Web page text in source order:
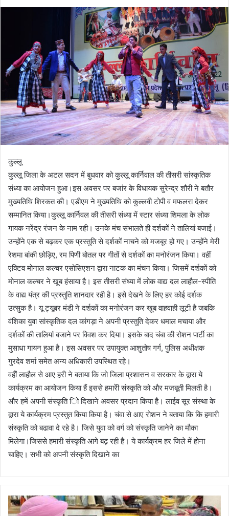
कुल्लू
कुल्लू जिला के अटल सदन में बुधवार को कुल्लू कार्निवाल की तीसरी सांस्कृतिक
संध्या का आयोजन हुआ।इस अवसर पर बजांर के विधायक सुरेन्द्र शौरी ने बतौर
मुख्यतिथि शिरकत की। एडीएम ने मुख्यतिथि को कुल्लवी टोपी व मफलरा देकर
सम्मानित किया।कुल्लू कार्निवल की तीसरी संध्या में स्टार संध्या शिमला के लोक
गायक नरेंद्र रंजन के नाम रही। उनके मंच संभालते ही दर्शकों ने तालियां बजाई।
उन्होंने एक से बढ़कर एक प्रस्तुति से दर्शकों नाचने को मजबूर हो गए। उन्होंने मेरी
रेशमा बांकी छोड़िए, रम पिणी बोतल पर गीतों से दर्शकों का मनोरंजन किया। वहीं
एक्टिव मोनाल कल्चर एसोसिएशन द्वारा नाटक का मंचन किया। जिसमें दर्शकों को
मोनाल कल्चर ने खूब हंसाया है। इस तीसरी संध्या में लोक वाद्य दल लाहौल-स्पीति
के वाद्य यंत्र की प्रस्तुति शानदार रही है। इसे देखने के लिए हर कोई दर्शक
उत्सुक है। यू ट्यूबर मंडी ने दर्शकों का मनोरंजन कर खूब वाहवाही लूटी है जबकि
वंशिका युवा सांस्कृतिक दल कांगड़ा ने अपनी प्रस्तुति देकर धमाल मचाया और
दर्शकों की तालियां बजाने पर विवश कर दिया। इसके बाद चंबा की रोशन पार्टी का
मुसाधा गायन हुआ है। इस अवसर पर उपायुक्त आशुतोष गर्ग, पुलिस अधीक्षक
गुरदेव शर्मा समेत अन्य अधिकारी उपस्थित रहे।
वहीें लाहौल से आए हरी ने बताया कि जो जिला प्रशासन व सरकार के द्वारा ये
कार्यक्रम का आयोजन किया हैं इससे हमारेी संस्कृति को और मजबूती मिलती है।
और हमें अपनी संस्कृति ोि दिखाने अवसर प्रदान किया है। लाईव सूर संस्था के
द्वारा ये कार्यक्रम प्रस्तुत किया किया है। चंवा से आए रोशन ने बताया कि कि हमारी
संस्कृति को बढावा दे रहे है। जिसे युवा को वर्ग को संस्कृति जानेने का मौका
मिलेगा।जिससे हमारी संस्कृति आगे बढ़ रही है। ये कार्यक्रम हर जिले में होना
चाहिए। सभी को अपनी संस्कृति दिखाने का